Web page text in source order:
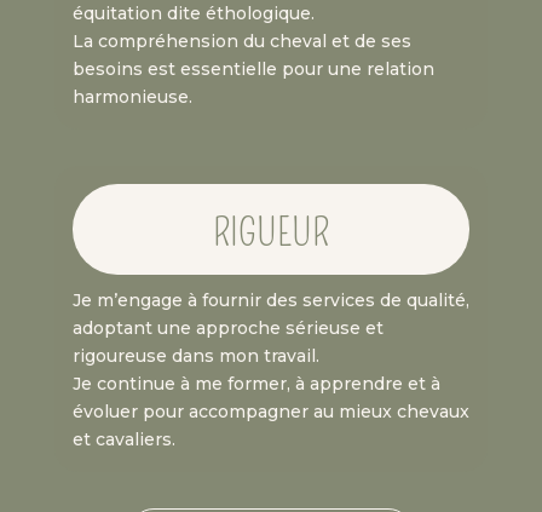
équitation dite éthologique.
La compréhension du cheval et de ses
besoins est essentielle pour une relation
harmonieuse.
RIGUEUR
Je m’engage à fournir des services de qualité,
adoptant une approche sérieuse et
rigoureuse dans mon travail.
Je continue à me former, à apprendre et à
évoluer pour accompagner au mieux chevaux
et cavaliers.